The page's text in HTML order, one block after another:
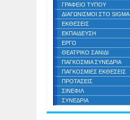
ΓΡΑΦΕΙΟ ΤΥΠΟΥ
ΔΙΑΓΩΝΙΣΜΟΙ ΣΤΟ SIGMA
ΕΚΘΕΣΕΙΣ
ΕΚΠΑΙΔΕΥΣΗ
ΕΡΓΟ
ΘΕΑΤΡΙΚΟ ΣΑΝΙΔΙ
ΠΑΓΚΟΣΜΙΑ ΣΥΝΕΔΡΙΑ
ΠΑΓΚΟΣΜΙΕΣ ΕΚΘΕΣΕΙΣ
ΠΡΟΤΑΣΕΙΣ
ΣΙΝΕΦΙΛ
ΣΥΝΕΔΡΙΑ